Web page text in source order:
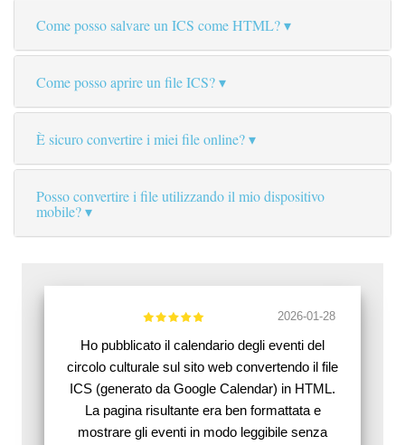
Come posso salvare un ICS come HTML?
Come posso aprire un file ICS?
È sicuro convertire i miei file online?
Posso convertire i file utilizzando il mio dispositivo
mobile?
2026-01-28
Ho pubblicato il calendario degli eventi del
circolo culturale sul sito web convertendo il file
ICS (generato da Google Calendar) in HTML.
La pagina risultante era ben formattata e
mostrare gli eventi in modo leggibile senza